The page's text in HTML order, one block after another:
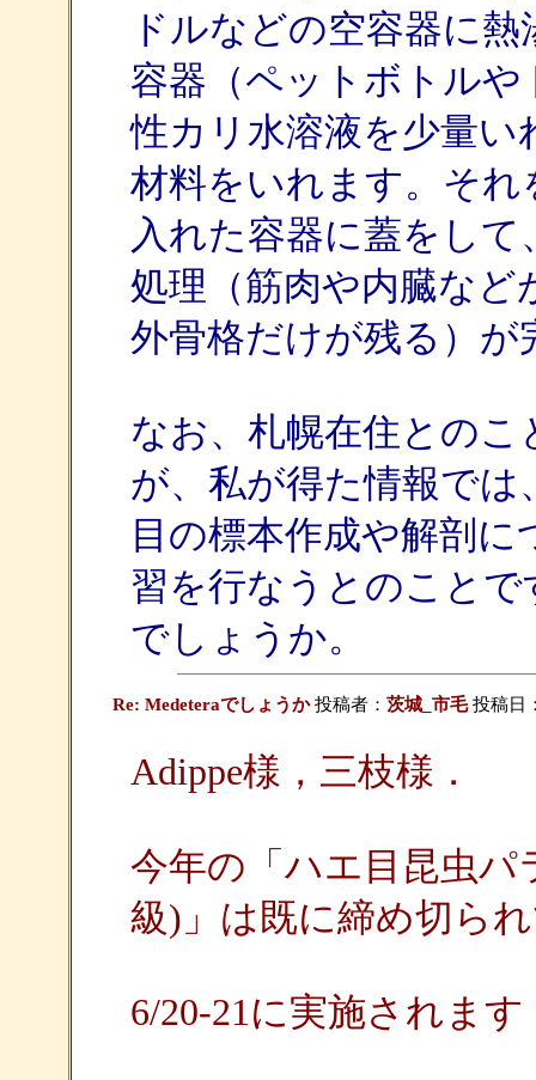
ドルなどの空容器に
容器（ペットボトル
性カリ水溶液を少量
材料をいれます。そ
入れた容器に蓋をして
処理（筋肉や内臓など
外骨格だけが残る）が
なお、札幌在住との
が、私が得た情報で
目の標本作成や解剖
習を行なうとのこと
でしょうか。
Re: Medeteraでしょうか投稿者： 茨城_市毛投稿日
Adippe様，三枝様．
今年の「ハエ目昆虫
級)」は既に締め切ら
6/20-21に実施されます